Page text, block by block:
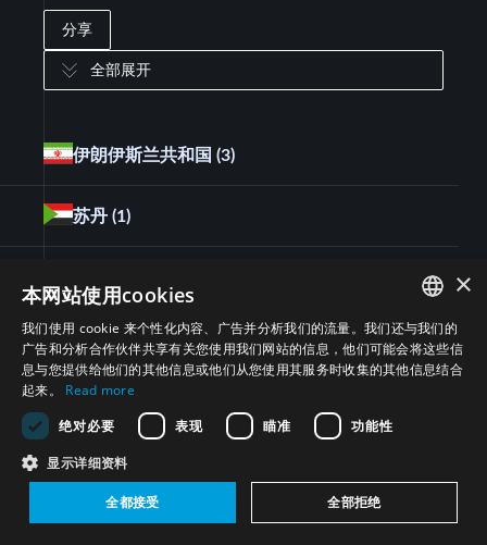
分享
全部展开
伊朗伊斯兰共和国 (3)
苏丹 (1)
埃及 (3)
League of Arab States (LAS)
ENGLISH
ARABIC
RUSSIAN
×
本网站使用cookies
我们使用 cookie 来个性化内容、广告并分析我们的流量。我们还与我们的
广告和分析合作伙伴共享有关您使用我们网站的信息，他们可能会将这些信
息与您提供给他们的其他信息或他们从您使用其服务时收集的其他信息结合
起来。
Read more
绝对必要
表现 瞄准 功能性
显示详细资料
全都接受 全部拒绝